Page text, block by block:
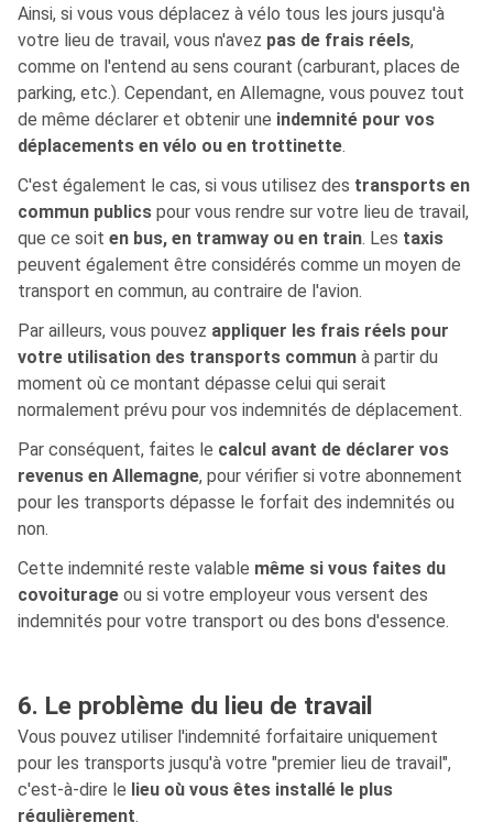
Ainsi, si vous vous déplacez à vélo tous les jours jusqu'à
votre lieu de travail, vous n'avez pas de frais réels,
comme on l'entend au sens courant (carburant, places de
parking, etc.). Cependant, en Allemagne, vous pouvez tout
de même déclarer et obtenir une indemnité pour vos
déplacements en vélo ou en trottinette.
C'est également le cas, si vous utilisez des transports en
commun publics pour vous rendre sur votre lieu de travail,
que ce soit en bus, en tramway ou en train. Les taxis
peuvent également être considérés comme un moyen de
transport en commun, au contraire de l'avion.
Par ailleurs, vous pouvez appliquer les frais réels pour
votre utilisation des transports commun à partir du
moment où ce montant dépasse celui qui serait
normalement prévu pour vos indemnités de déplacement.
Par conséquent, faites le calcul avant de déclarer vos
revenus en Allemagne, pour vérifier si votre abonnement
pour les transports dépasse le forfait des indemnités ou
non.
Cette indemnité reste valable même si vous faites du
covoiturage ou si votre employeur vous versent des
indemnités pour votre transport ou des bons d'essence.
6. Le problème du lieu de travail
Vous pouvez utiliser l'indemnité forfaitaire uniquement
pour les transports jusqu'à votre "premier lieu de travail",
c'est-à-dire le lieu où vous êtes installé le plus
régulièrement.